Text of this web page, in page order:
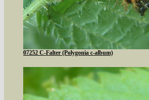
07252 C-Falter (Polygonia c-album)